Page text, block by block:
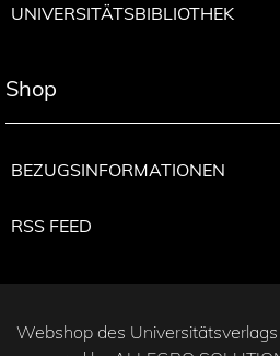
UNIVERSITÄTSBIBLIOTHEK
Shop
BEZUGSINFORMATIONEN
RSS FEED
Webshop des